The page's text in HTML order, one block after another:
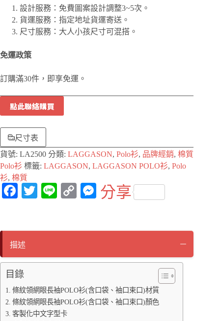
設計服務：免費圖案設計調整3~5次。
貨運服務：指定地址貨運寄送。
尺寸服務：大人小孩尺寸可混搭。
免運政策
訂購滿30件，即享免運。
點此聯絡購買
尺寸表
貨號: LA2500 分類: LAGGASON, Polo衫, 品牌經銷, 棉質
Polo衫 標籤: LAGGASON, LAGGASON POLO衫, Polo
衫, 棉質
Fa
ok
T
Li
C
nk
M
er
分享
描述
目錄
條紋領網眼長袖POLO衫(含口袋、袖口束口)材質
條紋領網眼長袖POLO衫(含口袋、袖口束口)顏色
客製化中文字型卡